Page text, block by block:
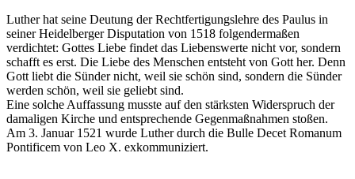
Luther hat seine Deutung der Rechtfertigungslehre des Paulus in
seiner Heidelberger Disputation von 1518 folgendermaßen
verdichtet: Gottes Liebe findet das Liebenswerte nicht vor, sondern
schafft es erst. Die Liebe des Menschen entsteht von Gott her. Denn
Gott liebt die Sünder nicht, weil sie schön sind, sondern die Sünder
werden schön, weil sie geliebt sind.
Eine solche Auffassung musste auf den stärksten Widerspruch der
damaligen Kirche und entsprechende Gegenmaßnahmen stoßen.
Am 3. Januar 1521 wurde Luther durch die Bulle Decet Romanum
Pontificem von Leo X. exkommuniziert.